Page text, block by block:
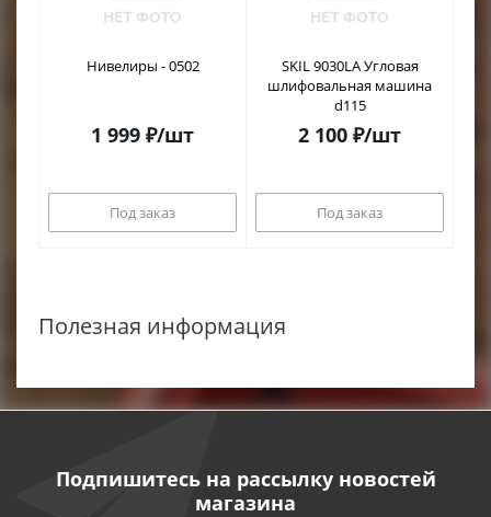
Нивелиры - 0502
1 999 ₽/шт
Под заказ
SKIL 9030LA Угловая
шлифовальная машина
d115
2 100 ₽/шт
Под заказ
Полезная информация
EUROBOOR
Подпишитесь на рассылку новостей
магазина